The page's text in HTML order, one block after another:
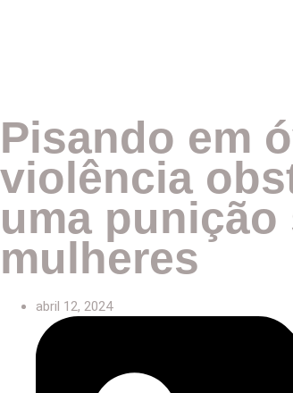
Pisando em
violência
uma punição
mulheres
abril 12, 2024